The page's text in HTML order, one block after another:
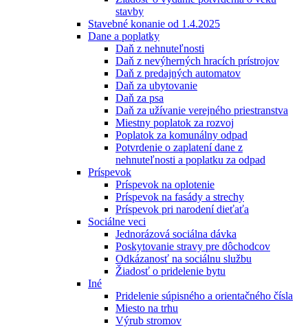
stavby
Stavebné konanie od 1.4.2025
Dane a poplatky
Daň z nehnuteľnosti
Daň z nevýherných hracích prístrojov
Daň z predajných automatov
Daň za ubytovanie
Daň za psa
Daň za užívanie verejného priestranstva
Miestny poplatok za rozvoj
Poplatok za komunálny odpad
Potvrdenie o zaplatení dane z
nehnuteľnosti a poplatku za odpad
Príspevok
Príspevok na oplotenie
Príspevok na fasády a strechy
Príspevok pri narodení dieťaťa
Sociálne veci
Jednorázová sociálna dávka
Poskytovanie stravy pre dôchodcov
Odkázanosť na sociálnu službu
Žiadosť o pridelenie bytu
Iné
Pridelenie súpisného a orientačného čísla
Miesto na trhu
Výrub stromov